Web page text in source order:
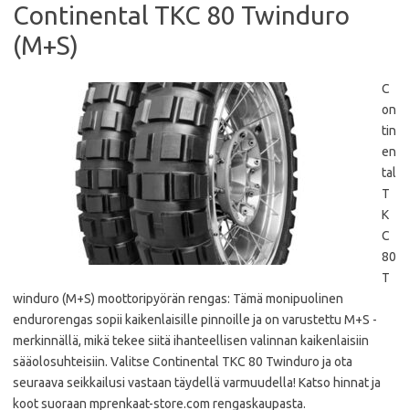
Continental TKC 80 Twinduro
(M+S)
C
on
tin
en
tal
T
K
C
80
T
winduro (M+S) moottoripyörän rengas: Tämä monipuolinen
endurorengas sopii kaikenlaisille pinnoille ja on varustettu M+S -
merkinnällä, mikä tekee siitä ihanteellisen valinnan kaikenlaisiin
sääolosuhteisiin. Valitse Continental TKC 80 Twinduro ja ota
seuraava seikkailusi vastaan täydellä varmuudella! Katso hinnat ja
koot suoraan mprenkaat-store.com rengaskaupasta.